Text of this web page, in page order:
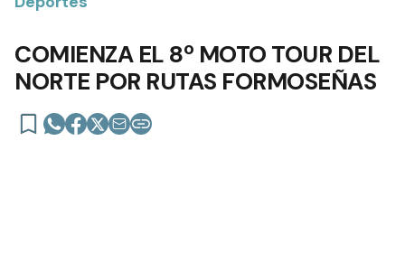
COMIENZA EL 8º MOTO TOUR DEL
NORTE POR RUTAS FORMOSEÑAS